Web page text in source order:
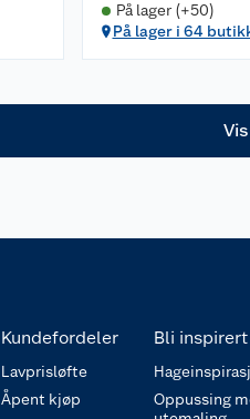
På lager (+50)
På lager i 64
Kundefordeler
Lavprisløfte
Åpent kjøp
Bli inspirert
Oppussing